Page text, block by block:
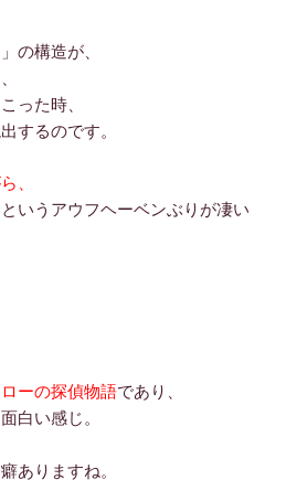
の構造が、
った時、
するのです。
、
というアウフヘーベンぶりが凄い
ーの探偵物語であり、
白い感じ。
ありますね。